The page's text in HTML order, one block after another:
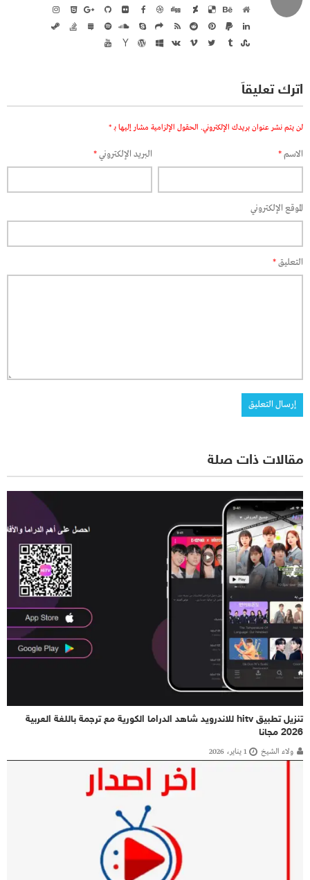
اترك تعليقاً
لن يتم نشر عنوان بريدك الإلكتروني. الحقول الإلزامية مشار إليها بـ *
الاسم* البريد الإلكتروني*
الموقع الإلكتروني
التعليق*
مقالات ذات صلة
تنزيل تطبيق hitv للاندرويد شاهد الدراما الكورية مع ترجمة باللغة العربية
2026 مجانا
ولاء الشيخ 1 يناير، 2026